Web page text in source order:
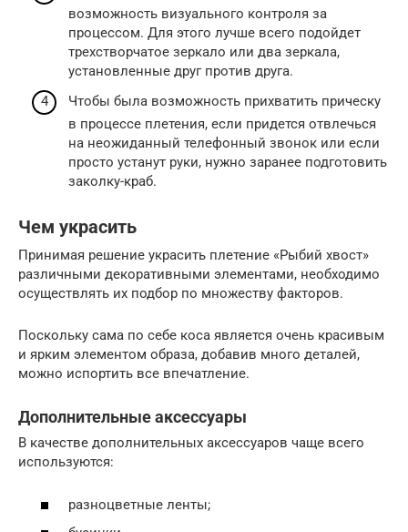
возможность визуального контроля за
процессом. Для этого лучше всего подойдет
трехстворчатое зеркало или два зеркала,
установленные друг против друга.
Чтобы была возможность прихватить прическу
в процессе плетения, если придется отвлечься
на неожиданный телефонный звонок или если
просто устанут руки, нужно заранее подготовить
заколку-краб.
Чем украсить
Принимая решение украсить плетение «Рыбий хвост»
различными декоративными элементами, необходимо
осуществлять их подбор по множеству факторов.
Поскольку сама по себе коса является очень красивым
и ярким элементом образа, добавив много деталей,
можно испортить все впечатление.
Дополнительные аксессуары
В качестве дополнительных аксессуаров чаще всего
используются:
разноцветные ленты;